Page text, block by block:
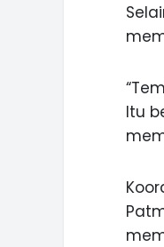
Itu